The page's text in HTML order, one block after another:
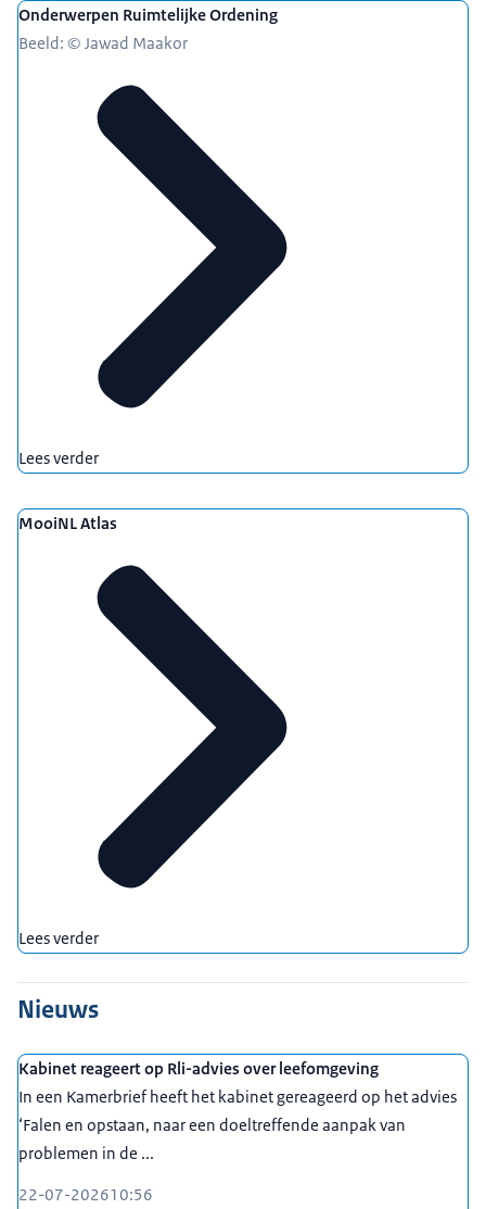
Onderwerpen Ruimtelijke Ordening
Beeld: © Jawad Maakor
Lees verder
MooiNL Atlas
Lees verder
Nieuws
Kabinet reageert op Rli-advies over leefomgeving
In een Kamerbrief heeft het kabinet gereageerd op het advies
‘Falen en opstaan, naar een doeltreffende aanpak van
problemen in de ...
22-07-202610:56